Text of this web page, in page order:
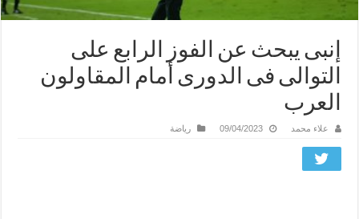
إنبى يبحث عن الفوز الرابع على
التوالى فى الدورى أمام المقاولون
العرب
علاء محمد 09/04/2023 رياضة